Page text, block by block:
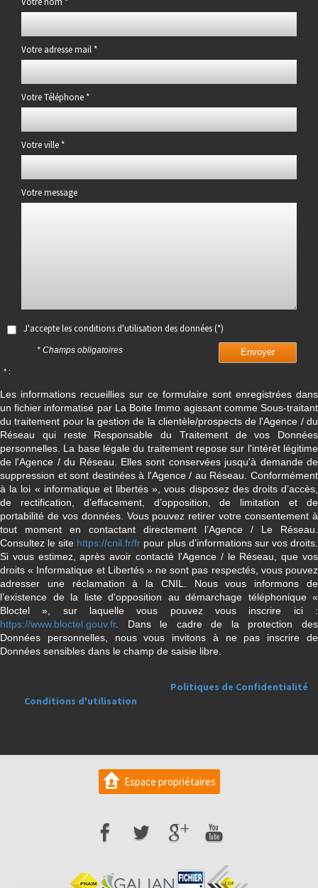
Votre adresse mail *
Votre Téléphone *
Votre ville *
Votre message
J'accepte les conditions d'utilisation des données (*)
Envoyer
* Champs obligatoires
* :
Les informations recueillies sur ce formulaire sont enregistrées dans
un fichier informatisé par La Boite Immo agissant comme Sous-traitant
du traitement pour la gestion de la clientèle/prospects de l'Agence / du
Réseau qui reste Responsable du Traitement de vos Données
personnelles. La base légale du traitement repose sur l'intérêt légitime
de l'Agence / du Réseau. Elles sont conservées jusqu'à demande de
suppression et sont destinées à l'Agence / au Réseau. Conformément
à la loi « informatique et libertés », vous disposez des droits d’accès,
de rectification, d’effacement, d’opposition, de limitation et de
portabilité de vos données. Vous pouvez retirer votre consentement à
tout moment en contactant directement l’Agence / Le Réseau.
Consultez le site https://cnil.fr/fr pour plus d’informations sur vos droits.
Si vous estimez, après avoir contacté l'Agence / le Réseau, que vos
droits « Informatique et Libertés » ne sont pas respectés, vous pouvez
adresser une réclamation à la CNIL. Nous vous informons de
l’existence de la liste d'opposition au démarchage téléphonique «
Bloctel », sur laquelle vous pouvez vous inscrire ici :
https://www.bloctel.gouv.fr. Dans le cadre de la protection des
Données personnelles, nous vous invitons à ne pas inscrire de
Données sensibles dans le champ de saisie libre.
Politiques de Confidentialité
Conditions d'utilisation
Espace propriétaires